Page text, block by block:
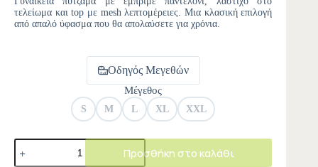
τελείωμα και top με mesh λεπτομέρειες. Μια κλασική επιλογή
από απαλό ύφασμα που θα απολαύσετε για χρόνια.
Οδηγός Μεγεθών
Μέγεθος
S M L XL XXL
Προσθήκη στο καλάθι